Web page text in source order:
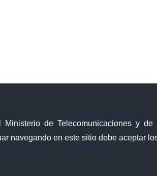
de Telecomunicaciones y
navegando en este sitio debe aceptar